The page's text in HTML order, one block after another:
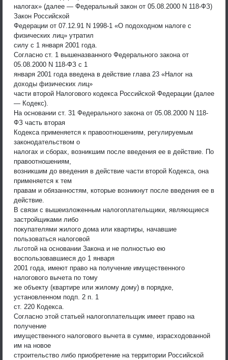
налогах» (далее — Федеральный закон от 05.08.2000 N 118-ФЗ)
Закон Российской
Федерации от 07.12.91 N 1998-1 «О подоходном налоге с
физических лиц» утратил
силу с 1 января 2001 года.
Согласно ст. 1 вышеназванного Федерального закона от
05.08.2000 N 118-ФЗ с 1
января 2001 года введена в действие глава 23 «Налог на
доходы физических лиц»
части второй Налогового кодекса Российской Федерации (далее
— Кодекс).
На основании ст. 31 Федерального закона от 05.08.2000 N 118-
ФЗ часть вторая
Кодекса применяется к правоотношениям, регулируемым
законодательством о
налогах и сборах, возникшим после введения ее в действие. По
правоотношениям,
возникшим до введения в действие части второй Кодекса, она
применяется к тем
правам и обязанностям, которые возникнут после введения ее в
действие.
В связи с вышеизложенным налогоплательщики, являющиеся
застройщиками либо
покупателями жилого дома или квартиры, начавшие
пользоваться налоговой
льготой на основании Закона и не полностью ею
воспользовавшиеся до 1 января
2001 года, имеют право на получение имущественного
налогового вычета по тому
же объекту (квартире или жилому дому) в порядке,
установленном подп. 2 п. 1
ст. 220 Кодекса.
Согласно этой статьей налогоплательщик имеет право на
получение
имущественного налогового вычета в сумме, израсходованной
им на новое
строительство либо приобретение на территории Российской